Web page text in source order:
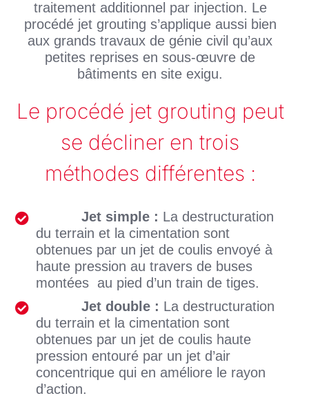
traitement additionnel par injection. Le
procédé jet grouting s’applique aussi bien
aux grands travaux de génie civil qu’aux
petites reprises en sous-œuvre de
bâtiments en site exigu.
Le procédé jet grouting peut
se décliner en trois
méthodes différentes :
Jet simple : La destructuration
du terrain et la cimentation sont
obtenues par un jet de coulis envoyé à
haute pression au travers de buses
montées au pied d’un train de tiges.
Jet double : La destructuration
du terrain et la cimentation sont
obtenues par un jet de coulis haute
pression entouré par un jet d’air
concentrique qui en améliore le rayon
d’action.